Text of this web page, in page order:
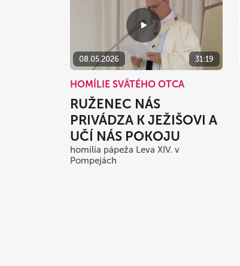
08.05.2026 31:19
HOMÍLIE SVÄTÉHO OTCA
RUŽENEC NÁS
PRIVÁDZA K JEŽIŠOVI A
UČÍ NÁS POKOJU
homília pápeža Leva XIV. v
Pompejách